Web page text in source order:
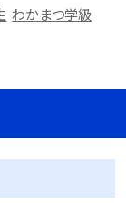
わかまつ学級